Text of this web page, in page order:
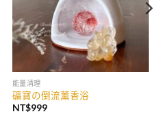
能量清理
礦寶の倒流薰香浴
NT$999